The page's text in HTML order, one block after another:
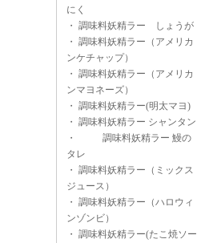
にく
・ 調味料妖精ラー しょうが
・ 調味料妖精ラー（アメリカ
ンケチャップ）
・ 調味料妖精ラー（アメリカ
ンマヨネーズ）
・ 調味料妖精ラー(明太マヨ)
・ 調味料妖精ラー シャンタン
・
調味料妖精ラー 鰻の
タレ
・ 調味料妖精ラー（ミックス
ジュース）
・ 調味料妖精ラー（ハロウィ
ンゾンビ）
・ 調味料妖精ラー(たこ焼ソー